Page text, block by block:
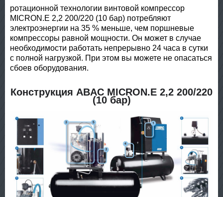
ротационной технологии винтовой компрессор
MICRON.E 2,2 200/220 (10 бар) потребляют
электроэнергии на 35 % меньше, чем поршневые
компрессоры равной мощности. Он может в случае
необходимости работать непрерывно 24 часа в сутки
с полной нагрузкой. При этом вы можете не опасаться
сбоев оборудования.
Конструкция ABAC MICRON.E 2,2 200/220
(10 бар)